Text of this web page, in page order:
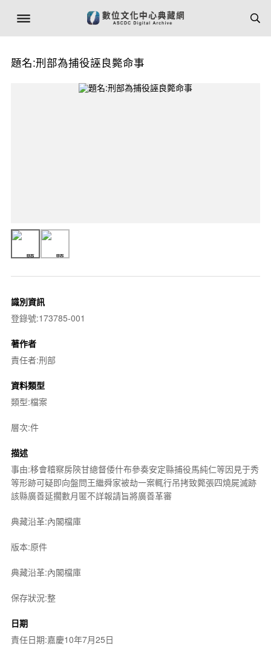
題名:刑部為捕役誣良斃命事
識別資訊
登錄號:173785-001
著作者
責任者:刑部
資料類型
類型:檔案
層次:件
描述
事由:移會稽察房陝甘總督倭什布參奏安定縣捕役馬純仁等因見于秀
等形跡可疑即向盤問王繼舜家被劫一案輒行吊拷致斃張四燒屍滅跡
該縣廣善延擱數月匿不詳報請旨將廣善革審
典藏沿革:內閣檔庫
版本:原件
典藏沿革:內閣檔庫
保存狀況:整
日期
責任日期:嘉慶10年7月25日